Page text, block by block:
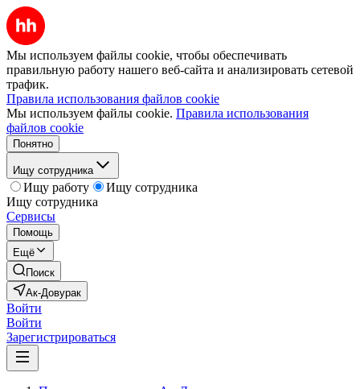
Мы используем файлы cookie, чтобы обеспечивать
правильную работу нашего веб-сайта и анализировать сетевой
трафик.
Правила использования файлов cookie
Мы используем файлы cookie. Правила использования
файлов cookie
Понятно
Ищу сотрудника
Ищу работу
Ищу сотрудника
Ищу сотрудника
Сервисы
Помощь
Ещё
Поиск
Ак-Довурак
Войти
Войти
Зарегистрироваться